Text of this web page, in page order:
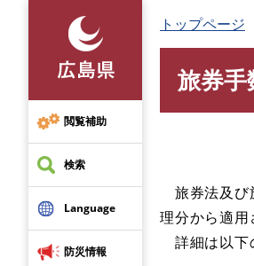
先
頭
で
す
閲覧補助
検索
Language
防災情報
トップページ
旅券
旅券法及び
理分から適用
詳細は以下